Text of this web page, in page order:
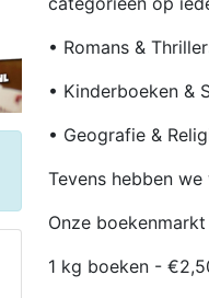
• Romans &
• Kinderboeken &
• Geografie &
Tevens hebben we
Onze
1 kg boeken -